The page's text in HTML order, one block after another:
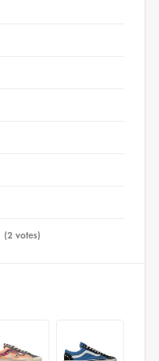
(2 votes)